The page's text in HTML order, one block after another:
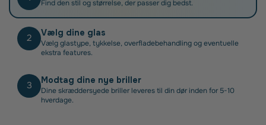
Find den stil og størrelse, der passer dig bedst.
2 Vælg dine glas
Vælg glastype, tykkelse, overfladebehandling og eventuelle
ekstra features.
3 Modtag dine nye briller
Dine skræddersyede briller leveres til din dør inden for 5-10
hverdage.